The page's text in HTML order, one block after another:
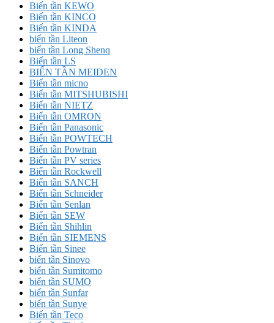
Biến tần KEWO
Biến tần KINCO
Biến tần KINDA
biến tần Liteon
biến tần Long Shenq
Biến tần LS
BIẾN TẦN MEIDEN
Biến tần micno
Biến tần MITSHUBISHI
Biến tần NIETZ
Biến tần OMRON
Biến tần Panasonic
Biến tần POWTECH
Biến tần Powtran
Biến tần PV series
Biến tần Rockwell
Biến tần SANCH
Biến tần Schneider
Biến tần Senlan
Biến tần SEW
Biến tần Shihlin
Biến tần SIEMENS
Biến tần Sinee
biến tần Sinovo
biến tần Sumitomo
biến tần SUMO
biến tần Sunfar
biến tần Sunye
Biến tần Teco